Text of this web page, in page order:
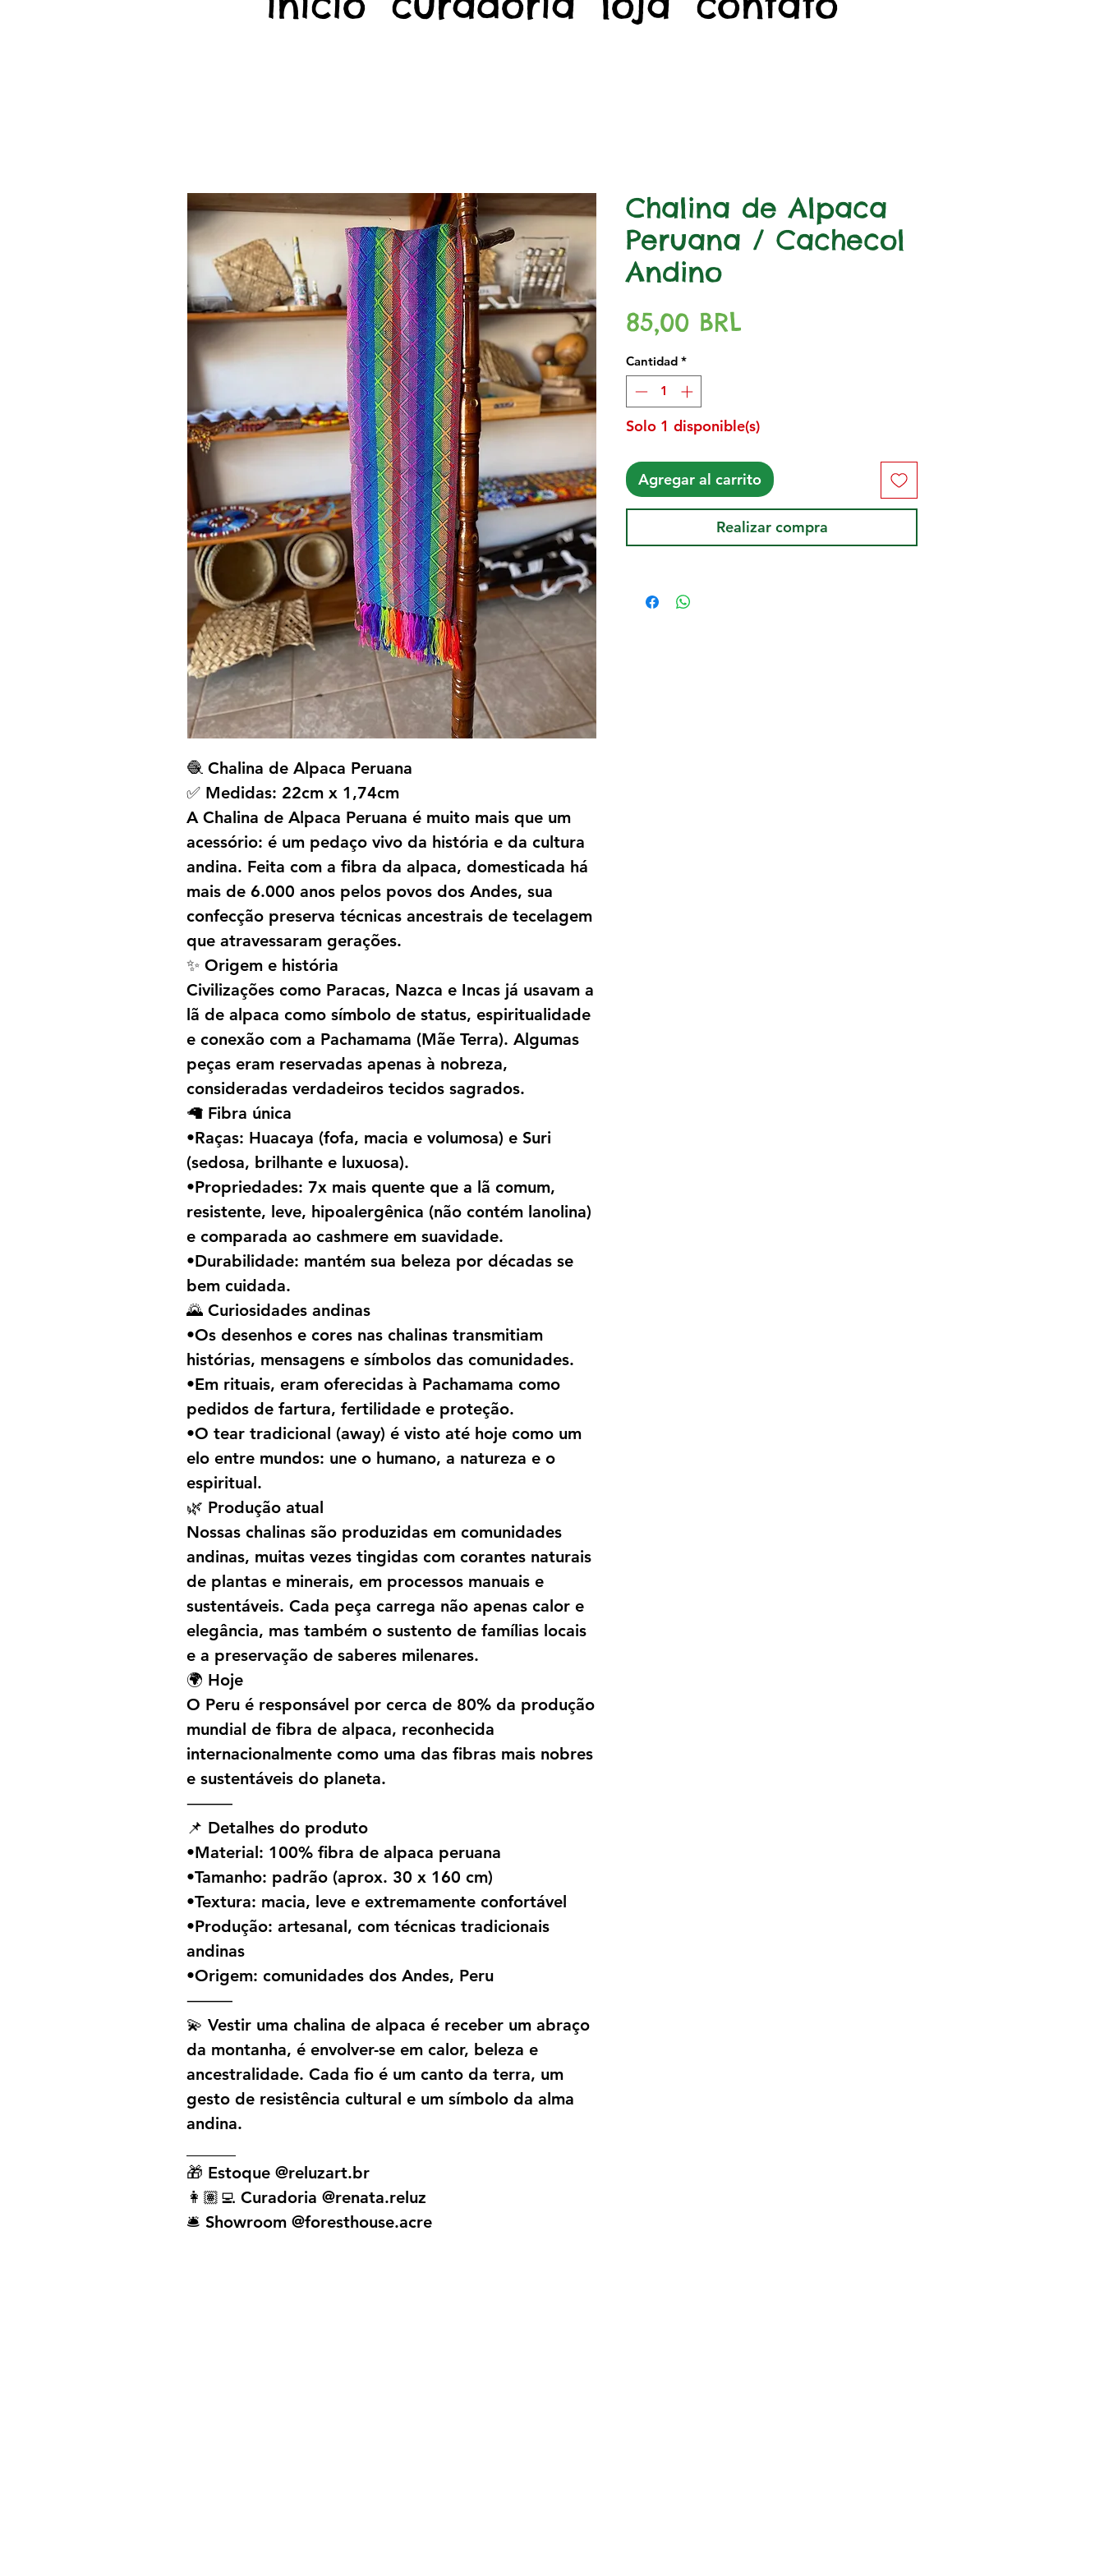
🧶 Chalina de Alpaca Peruana
✅ Medidas: 22cm x 1,74cm
A Chalina de Alpaca Peruana é muito mais que um
acessório: é um pedaço vivo da história e da cultura
andina. Feita com a fibra da alpaca, domesticada há
mais de 6.000 anos pelos povos dos Andes, sua
confecção preserva técnicas ancestrais de tecelagem
que atravessaram gerações.
✨ Origem e história
Civilizações como Paracas, Nazca e Incas já usavam a
lã de alpaca como símbolo de status, espiritualidade
e conexão com a Pachamama (Mãe Terra). Algumas
peças eram reservadas apenas à nobreza,
consideradas verdadeiros tecidos sagrados.
🦙 Fibra única
•Raças: Huacaya (fofa, macia e volumosa) e Suri
(sedosa, brilhante e luxuosa).
•Propriedades: 7x mais quente que a lã comum,
resistente, leve, hipoalergênica (não contém lanolina)
e comparada ao cashmere em suavidade.
•Durabilidade: mantém sua beleza por décadas se
bem cuidada.
🌄 Curiosidades andinas
•Os desenhos e cores nas chalinas transmitiam
histórias, mensagens e símbolos das comunidades.
•Em rituais, eram oferecidas à Pachamama como
pedidos de fartura, fertilidade e proteção.
•O tear tradicional (away) é visto até hoje como um
elo entre mundos: une o humano, a natureza e o
espiritual.
🌿 Produção atual
Nossas chalinas são produzidas em comunidades
andinas, muitas vezes tingidas com corantes naturais
de plantas e minerais, em processos manuais e
sustentáveis. Cada peça carrega não apenas calor e
elegância, mas também o sustento de famílias locais
e a preservação de saberes milenares.
🌍 Hoje
O Peru é responsável por cerca de 80% da produção
mundial de fibra de alpaca, reconhecida
internacionalmente como uma das fibras mais nobres
e sustentáveis do planeta.
⸻
📌 Detalhes do produto
•Material: 100% fibra de alpaca peruana
•Tamanho: padrão (aprox. 30 x 160 cm)
•Textura: macia, leve e extremamente confortável
•Produção: artesanal, com técnicas tradicionais
andinas
•Origem: comunidades dos Andes, Peru
⸻
💫 Vestir uma chalina de alpaca é receber um abraço
da montanha, é envolver-se em calor, beleza e
ancestralidade. Cada fio é um canto da terra, um
gesto de resistência cultural e um símbolo da alma
andina.
🎁 Estoque @reluzart.br
👩🏽‍💻 Curadoria @renata.reluz
🛎️ Showroom @foresthouse.acre
Chalina de Alpaca
Peruana / Cachecol
Andino
85,00 BRL
Cantidad *
Solo 1 disponible(s)
Agregar al carrito
Realizar compra